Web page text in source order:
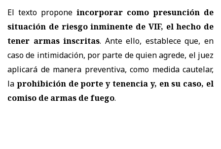
El texto propone incorporar como presunción de
situación de riesgo inminente de VIF, el hecho de
tener armas inscritas. Ante ello, establece que, en
caso de intimidación, por parte de quien agrede, el juez
aplicará de manera preventiva, como medida cautelar,
la prohibición de porte y tenencia y, en su caso, el
comiso de armas de fuego.